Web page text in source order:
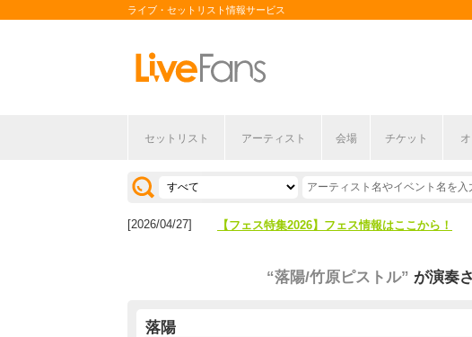
ライブ・セットリスト情報サービス
セットリスト アーティスト 会場 チケット
[2026/07/28] 【ライブ動員ランキング】2026年上半期編発表
[2026/04/27] 【フェス特集2026】フェス情報はここから！
“落陽/竹原ピストル” が演奏
落陽